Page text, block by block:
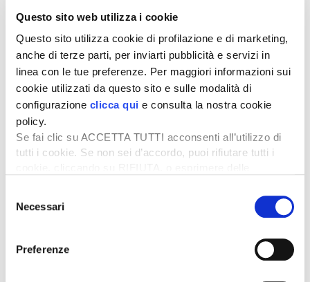
Questo sito web utilizza i cookie
Questo sito utilizza cookie di profilazione e di marketing,
anche di terze parti, per inviarti pubblicità e servizi in
linea con le tue preferenze. Per maggiori informazioni sui
cookie utilizzati da questo sito e sulle modalità di
configurazione clicca qui e consulta la nostra cookie
policy.
Se fai clic su ACCETTA TUTTI acconsenti all’utilizzo di
tutti i cookie. Se non sei d’accordo, puoi rifiutare tutti i
desideri accettare e cliccando ACCETTA SELEZIONATI.
delNecessari
Preferenze
aiuti, anche in regime de minimis, purché non vengano
superate le aliquote massimali previste. È ammesso
anche il cumulo con altre misure di sostegno pubblico,
a condizione che non riguardino gli stessi costi
ammissibili o le medesime parti di spesa di uno stesso
bene.
Tratto dall’articolo pubblicato su
5/2025
Aiuti a fondo perduto per il fotovoltaico
AGRIVOLTAICO